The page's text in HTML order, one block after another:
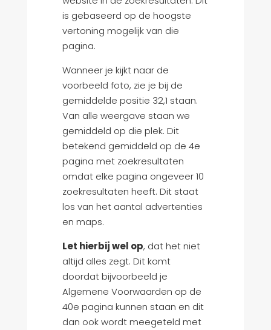
is gebaseerd op de hoogste
vertoning mogelijk van die
pagina.
Wanneer je kijkt naar de
voorbeeld foto, zie je bij de
gemiddelde positie 32,1 staan.
Van alle weergave staan we
gemiddeld op die plek. Dit
betekend gemiddeld op de 4e
pagina met zoekresultaten
omdat elke pagina ongeveer 10
zoekresultaten heeft. Dit staat
los van het aantal advertenties
en maps.
Let hierbij wel op, dat het niet
altijd alles zegt. Dit komt
doordat bijvoorbeeld je
Algemene Voorwaarden op de
40e pagina kunnen staan en dit
dan ook wordt meegeteld met